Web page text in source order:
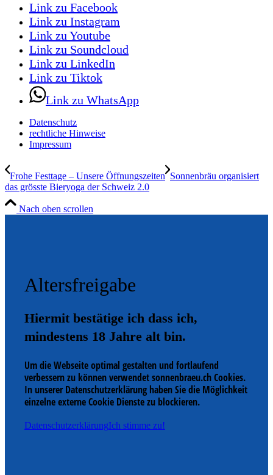
Link zu Facebook
Link zu Instagram
Link zu Youtube
Link zu Soundcloud
Link zu LinkedIn
Link zu Tiktok
Link zu WhatsApp
Datenschutz
rechtliche Hinweise
Impressum
Frohe Festtage – Unsere Öffnungszeiten Sonnenbräu organisiert
das grösste Bieryoga der Schweiz 2.0
Nach oben scrollen
Altersfreigabe
Hiermit bestätige ich dass ich,
mindestens 18 Jahre alt bin.
Um die Webseite optimal gestalten und fortlaufend
verbessern zu können verwendet sonnenbraeu.ch Cookies.
In unserer Datenschutzerklärung haben Sie die Möglichkeit
einzelne externe Cookie Dienste zu blockieren.
DatenschutzerklärungIch stimme zu!